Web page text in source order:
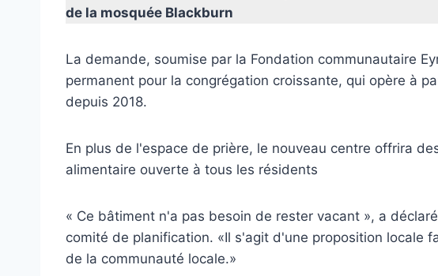
de la mosquée Blackburn
La demande, soumise par la Fondation communautaire
permanent pour la congrégation croissante, qui opère à
depuis 2018.
En plus de l'espace de prière, le nouveau centre offrira
alimentaire ouverte à tous les résidents
« Ce bâtiment n'a pas besoin de rester vacant », a
comité de planification. «Il s'agit d'une proposition locale
de la communauté locale.»